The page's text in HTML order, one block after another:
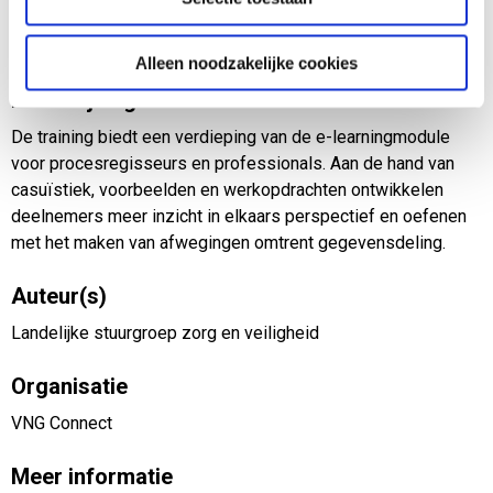
Alleen noodzakelijke cookies
handvatten te geven voor het maken van afwegingen omtrent
Beschrijving
De training biedt een verdieping van de e-learningmodule
voor procesregisseurs en professionals. Aan de hand van
casuïstiek, voorbeelden en werkopdrachten ontwikkelen
deelnemers meer inzicht in elkaars perspectief en oefenen
met het maken van afwegingen omtrent gegevensdeling.
Auteur(s)
Landelijke stuurgroep zorg en veiligheid
Organisatie
VNG Connect
Meer informatie